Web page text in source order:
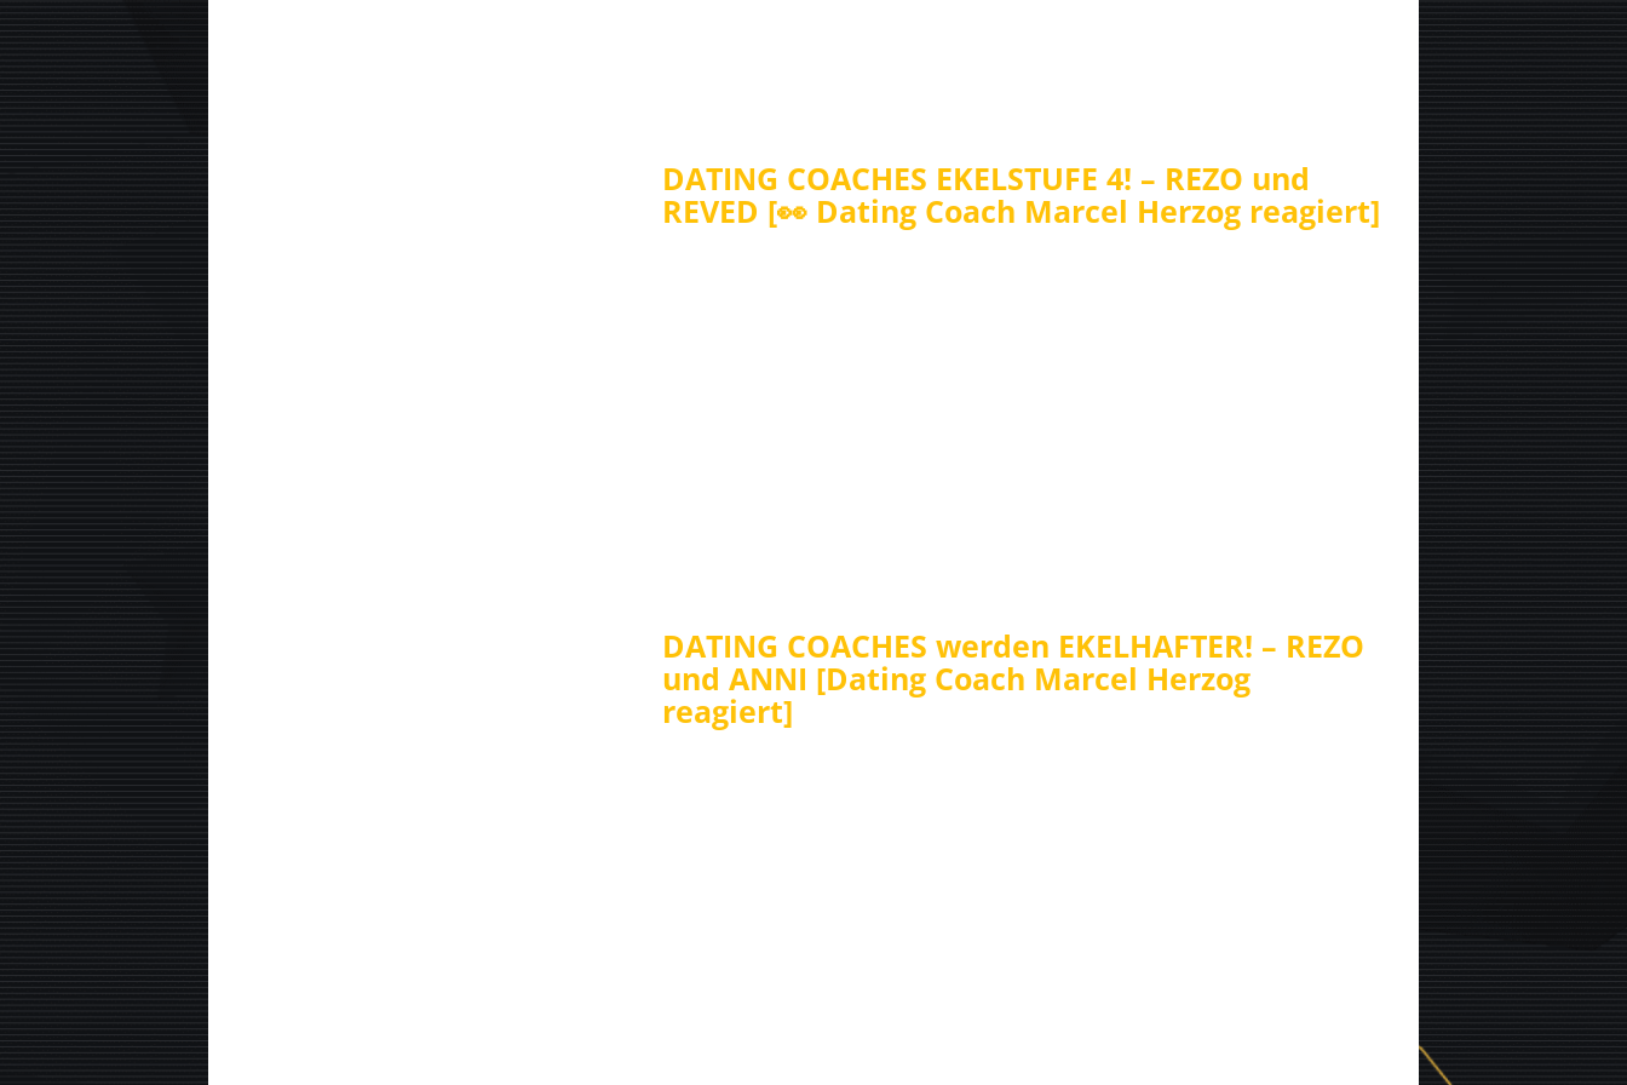
DATING COACHES EKELSTUFE 4! – REZO und
REVED [👀 Dating Coach Marcel Herzog reagiert]
DATING COACHES werden EKELHAFTER! – REZO
und ANNI [Dating Coach Marcel Herzog
reagiert]